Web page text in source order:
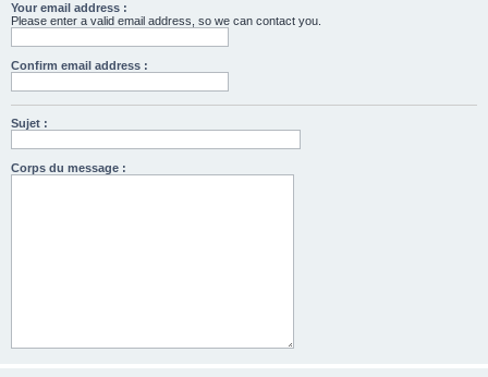
Your email address :
Please enter a valid email address, so we can contact you.
Confirm email address :
Sujet :
Corps du message :